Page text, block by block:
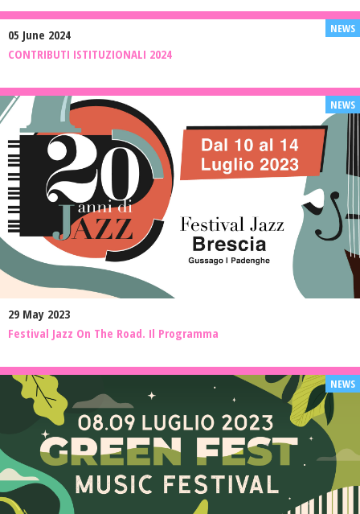
05 June 2024
CONTRIBUTI ISTITUZIONALI 2024
29 May 2023
Festival Jazz On The Road. Il Programma